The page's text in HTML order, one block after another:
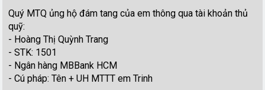
Quý MTQ ủng hộ đám tang của em thông qua tài khoản thủ
quỹ:
- Hoàng Thị Quỳnh Trang
- STK: 1501
- Ngân hàng MBBank HCM
- Cú pháp: Tên + UH MTTT em Trinh